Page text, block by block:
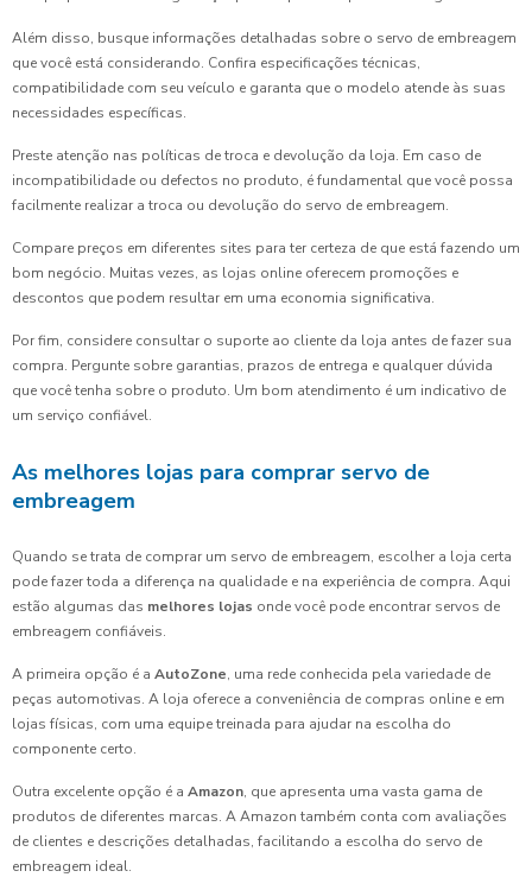
Além disso, busque informações detalhadas sobre o servo de embreagem
que você está considerando. Confira especificações técnicas,
compatibilidade com seu veículo e garanta que o modelo atende às suas
necessidades específicas.
Preste atenção nas políticas de troca e devolução da loja. Em caso de
incompatibilidade ou defectos no produto, é fundamental que você possa
facilmente realizar a troca ou devolução do servo de embreagem.
Compare preços em diferentes sites para ter certeza de que está fazendo um
bom negócio. Muitas vezes, as lojas online oferecem promoções e
descontos que podem resultar em uma economia significativa.
Por fim, considere consultar o suporte ao cliente da loja antes de fazer sua
compra. Pergunte sobre garantias, prazos de entrega e qualquer dúvida
que você tenha sobre o produto. Um bom atendimento é um indicativo de
um serviço confiável.
As melhores lojas para comprar servo de
embreagem
Quando se trata de comprar um servo de embreagem, escolher a loja certa
pode fazer toda a diferença na qualidade e na experiência de compra. Aqui
estão algumas das melhores lojas onde você pode encontrar servos de
embreagem confiáveis.
A primeira opção é a AutoZone, uma rede conhecida pela variedade de
peças automotivas. A loja oferece a conveniência de compras online e em
lojas físicas, com uma equipe treinada para ajudar na escolha do
componente certo.
Outra excelente opção é a Amazon, que apresenta uma vasta gama de
produtos de diferentes marcas. A Amazon também conta com avaliações
de clientes e descrições detalhadas, facilitando a escolha do servo de
embreagem ideal.